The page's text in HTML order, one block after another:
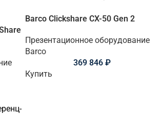
Barco Clickshare CX-50 Gen 2
Презентационное оборудование
Barco
369 846₽
Купить